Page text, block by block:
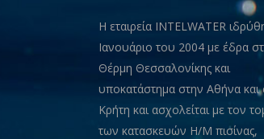
Η εταιρεία INTELWATER
Ιανουάριο του 2004 με έδρα
Θέρμη Θεσσαλονίκης και
υποκατάστημα στην Αθήνα και
Κρήτη και ασχολείται με τον
των κατασκευών Η/Μ πισίνας,